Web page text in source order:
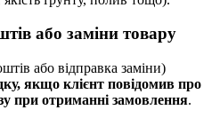
або заміни товару
або відправка заміни)
якщо клієнт повідомив про
при отриманні замовлення.